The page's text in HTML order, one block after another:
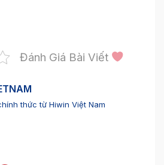
Đánh Giá Bài Viết
thức từ Hiwin Việt Nam